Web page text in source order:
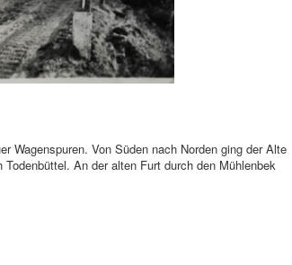
Wagenspuren. Von Süden nach Norden ging der Alte
An der alten Furt durch den Mühlenbek